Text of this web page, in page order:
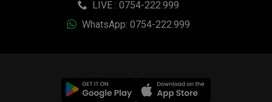
© 2019-2026 DOGAN MEDIA INTERNATIONAL SA, Toate
drepturile rezervate.